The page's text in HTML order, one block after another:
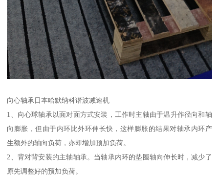
向心轴承日本哈默纳科谐波减速机
1、向心球轴承以面对面方式安装，工作时主轴由于温升作径向和轴
向膨胀，但由于内环比外环伸长快，这样膨胀的结果对轴承内环产
生额外的轴向负荷，亦即增加预加负荷。
2、背对背安装的主轴轴承。当轴承内环的垫圈轴向伸长时，减少了
原先调整好的预加负荷。